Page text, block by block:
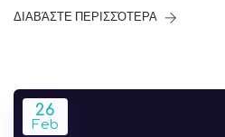
ΔΙΑΒΆΣΤΕ ΠΕΡΙΣΣΌΤΕΡΑ
26
Feb